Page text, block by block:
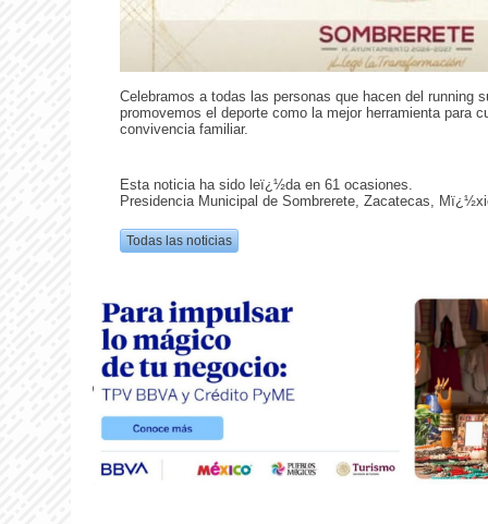
Celebramos a todas las personas que hacen del running
promovemos el deporte como la mejor herramienta para
convivencia familiar.
Esta noticia ha sido leï¿½da en 61 ocasiones.
Presidencia Municipal de Sombrerete, Zacatecas,
Todas las noticias